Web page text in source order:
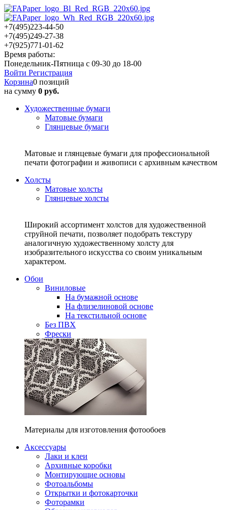
+7(495)223-44-50
+7(495)249-27-38
+7(925)771-01-62
Время работы:
Понедельник-Пятница с 09-30 до 18-00
Войти Регистрация
Корзина0 позиций
на сумму 0 руб.
Художественные бумаги
Матовые бумаги
Глянцевые бумаги
Матовые и глянцевые бумаги для профессиональной
печати фотографии и живописи с архивным качеством
Холсты
Матовые холсты
Глянцевые холсты
Широкий ассортимент холстов для художественной
струйной печати, позволяет подобрать текстуру
аналогичную художественному холсту для
изобразительного искусства со своим уникальным
характером.
Обои
Виниловые
На бумажной основе
На флизелиновой основе
На текстильной основе
Без ПВХ
Фрески
Материалы для изготовления фотообоев
Аксессуары
Лаки и клеи
Архивные коробки
Монтирующие основы
Фотоальбомы
Открытки и фотокарточки
Фоторамки